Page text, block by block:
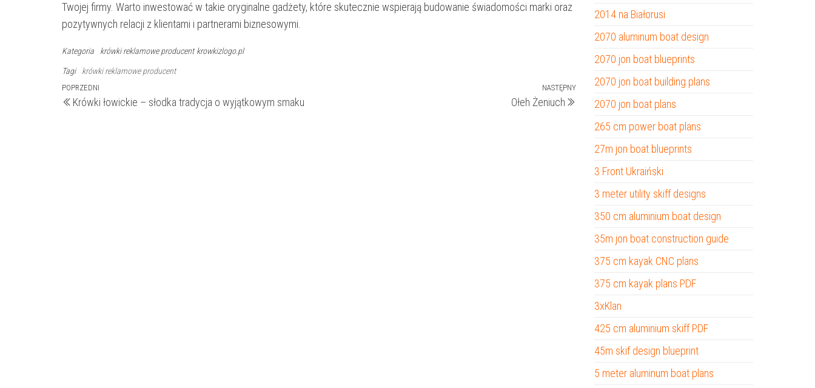
Twojej firmy. Warto inwestować w takie oryginalne gadżety, które skutecznie wspierają budowanie świadomości marki oraz
pozytywnych relacji z klientami i partnerami biznesowymi.
Kategoria krówki reklamowe producent krowkizlogo.pl
Tagi krówki reklamowe producent
Nawigacja
wpisu
Poprzedni
wpis
POPRZEDNI
Krówki łowickie – słodka tradycja o wyjątkowym smaku
Następny
NASTĘPNY
Ołeh Żeniuch
2014 na Białorusi
2070 aluminum boat design
2070 jon boat blueprints
2070 jon boat building plans
2070 jon boat plans
265 cm power boat plans
27m jon boat blueprints
3 Front Ukraiński
3 meter utility skiff designs
350 cm aluminium boat design
35m jon boat construction guide
375 cm kayak CNC plans
375 cm kayak plans PDF
3xKlan
425 cm aluminium skiff PDF
45m skif design blueprint
5 meter aluminum boat plans